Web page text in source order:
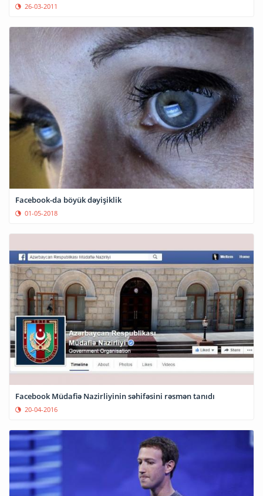
26-03-2011
Facebook-da böyük dəyişiklik
01-05-2018
Facebook Müdafiə Nazirliyinin səhifəsini rəsmən tanıdı
20-04-2016